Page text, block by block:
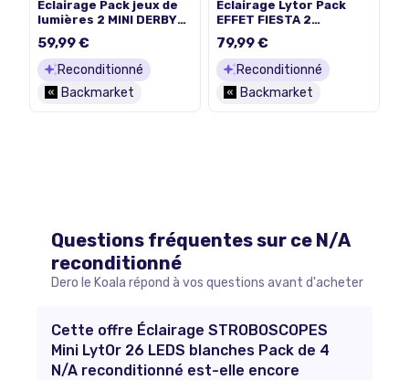
Éclairage Pack jeux de
lumières 2 MINI DERBY
faisceaux lumineux
Koolstar EFFET LIGHT à
6 LED RVB
59,99 €
Reconditionné
Backmarket
Éclairage Lytor Pack
EFFET FIESTA 2
STROBE BLANC
79,99 €
Reconditionné
Backmarket
Questions fréquentes sur ce N/A
reconditionné
Dero le Koala répond à vos questions avant d'acheter
Cette offre Éclairage STROBOSCOPES
Mini LytOr 26 LEDS blanches Pack de 4
N/A reconditionné est-elle encore